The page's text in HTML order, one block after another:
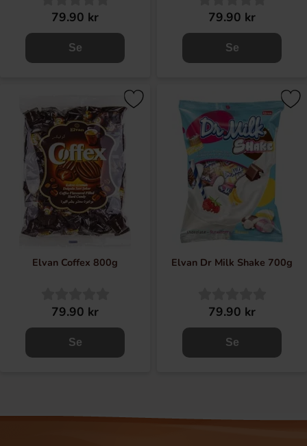
79.90 kr
Se
79.90 kr
Se
Elvan Coffex 800g
79.90 kr
Se
Elvan Dr Milk Shake 700g
79.90 kr
Se